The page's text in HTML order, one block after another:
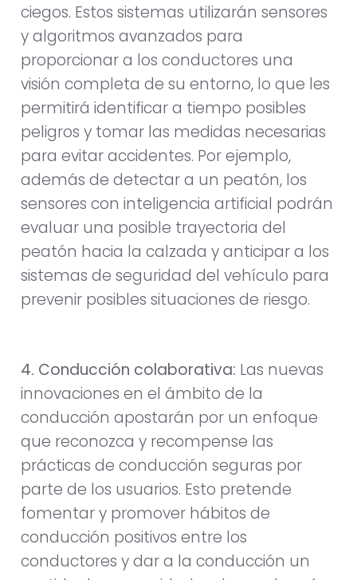
ciegos. Estos sistemas utilizarán sensores
y algoritmos avanzados para
proporcionar a los conductores una
visión completa de su entorno, lo que les
permitirá identificar a tiempo posibles
peligros y tomar las medidas necesarias
para evitar accidentes. Por ejemplo,
además de detectar a un peatón, los
sensores con inteligencia artificial podrán
evaluar una posible trayectoria del
peatón hacia la calzada y anticipar a los
sistemas de seguridad del vehículo para
prevenir posibles situaciones de riesgo.
4. Conducción colaborativa: Las nuevas
innovaciones en el ámbito de la
conducción apostarán por un enfoque
que reconozca y recompense las
prácticas de conducción seguras por
parte de los usuarios. Esto pretende
fomentar y promover hábitos de
conducción positivos entre los
conductores y dar a la conducción un